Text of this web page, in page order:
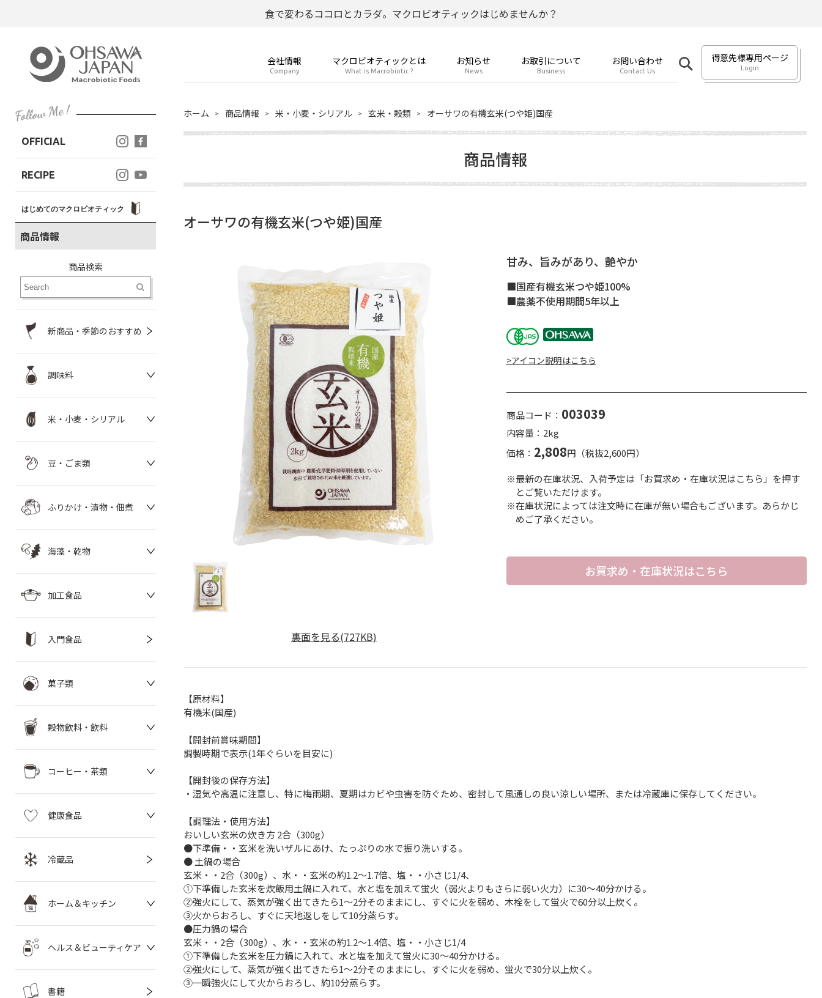
食で変わるココロとカラダ。マクロビオティックはじめませんか？
会社情報
Company
マクロビオティックとは
What is Macrobiotic ?
お知らせ
News
お取引について
Business
お問い合わせ
Contact Us
得意先様専用ページ
Login
OFFICIAL
RECIPE
はじめてのマクロビオティック
商品情報
商品検索
新商品・季節のおすすめ
調味料
米・小麦・シリアル
豆・ごま類
ふりかけ・漬物・佃煮
海藻・乾物
加工食品
入門食品
菓子類
穀物飲料・飲料
コーヒー・茶類
健康食品
冷蔵品
ホーム＆キッチン
ヘルス＆ビューティケア
書籍
ホーム 商品情報 米・小麦・シリアル 玄米・穀類 オーサワの有機玄米(つや姫)国産
商品情報
オーサワの有機玄米(つや姫)国産
裏面を見る(727KB)
甘み、旨みがあり、艶やか
■国産有機玄米つや姫100%
■農薬不使用期間5年以上
>アイコン説明はこちら
商品コード： 003039
内容量：2kg
価格： 2,808円（税抜2,600円）
※最新の在庫状況、入荷予定は「お買求め・在庫状況はこちら」を押す
とご覧いただけます。
※在庫状況によっては注文時に在庫が無い場合もございます。あらかじ
めご了承ください。
お買求め・在庫状況はこちら
【原材料】
有機米(国産)
【開封前賞味期間】
調製時期で表示(1年ぐらいを目安に)
【開封後の保存方法】
・湿気や高温に注意し、特に梅雨期、夏期はカビや虫害を防ぐため、密封して風通しの良い涼しい場所、または冷蔵庫に保存してください。
【調理法・使用方法】
おいしい玄米の炊き方 2合（300g）
●下準備・・玄米を洗いザルにあけ、たっぷりの水で振り洗いする。
● 土鍋の場合
玄米・・2合（300g）、水・・玄米の約1.2～1.7倍、塩・・小さじ1/4、
①下準備した玄米を炊飯用土鍋に入れて、水と塩を加えて蛍火（弱火よりもさらに弱い火力）に30～40分かける。
②強火にして、蒸気が強く出てきたら1～2分そのままにし、すぐに火を弱め、木栓をして蛍火で60分以上炊く。
③火からおろし、すぐに天地返しをして10分蒸らす。
●圧力鍋の場合
玄米・・2合（300g）、水・・玄米の約1.2～1.4倍、塩・・小さじ1/4
①下準備した玄米を圧力鍋に入れて、水と塩を加えて蛍火に30～40分かける。
②強火にして、蒸気が強く出てきたら1～2分そのままにし、すぐに火を弱め、蛍火で30分以上炊く。
③一瞬強火にして火からおろし、約10分蒸らす。